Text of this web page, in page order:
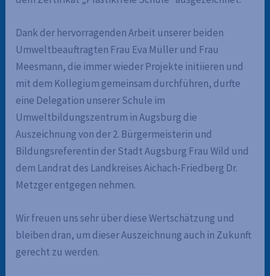
Dank der hervorragenden Arbeit unserer beiden
Umweltbeauftragten Frau Eva Müller und Frau
Meesmann, die immer wieder Projekte initiieren und
mit dem Kollegium gemeinsam durchführen, durfte
eine Delegation unserer Schule im
Umweltbildungszentrum in Augsburg die
Auszeichnung von der 2. Bürgermeisterin und
Bildungsreferentin der Stadt Augsburg Frau Wild und
dem Landrat des Landkreises Aichach-Friedberg Dr.
Metzger entgegen nehmen.
Wir freuen uns sehr über diese Wertschätzung und
bleiben dran, um dieser Auszeichnung auch in Zukunft
gerecht zu werden.